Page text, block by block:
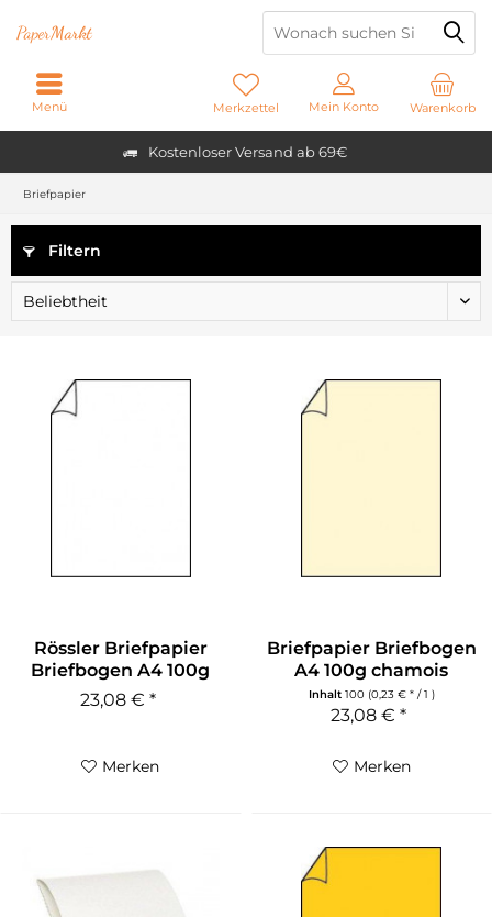
Kostenloser Versand ab 69€
PaperMarkt
Warenkorb
Merkzettel Mein Konto
Menü
Briefpapier
Filtern
Rössler Briefpapier
Briefbogen A4 100g
weiß...
23,08 € *
Merken
Briefpapier Briefbogen
A4 100g chamois
gerippt...
Inhalt 100 (0,23 € * / 1 )
23,08 € *
Merken